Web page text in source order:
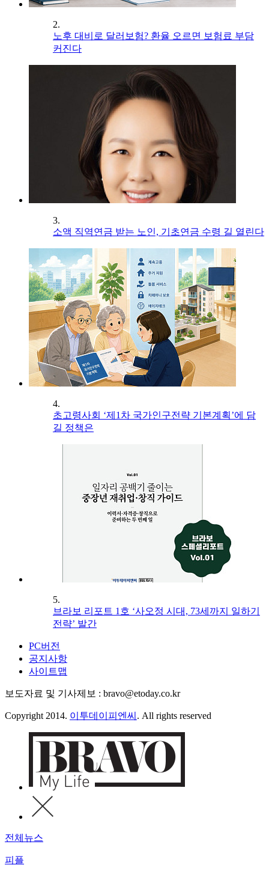
2.
노후 대비로 달러보험? 환율 오르면 보험료 부담
커진다
3.
소액 직역연금 받는 노인, 기초연금 수령 길 열린다
4.
초고령사회 ‘제1차 국가인구전략 기본계획’에 담
길 정책은
5.
브라보 리포트 1호 ‘사오정 시대, 73세까지 일하기
전략’ 발간
PC버전
공지사항
사이트맵
보도자료 및 기사제보 : bravo@etoday.co.kr
Copyright 2014. 이투데이피엔씨 . All rights reserved
전체뉴스
피플